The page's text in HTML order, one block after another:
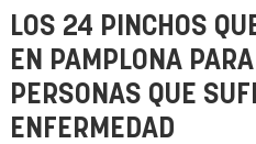
LOS 24 PINCHOS
EN PAMPLONA
PERSONAS QUE
ENFERMEDAD